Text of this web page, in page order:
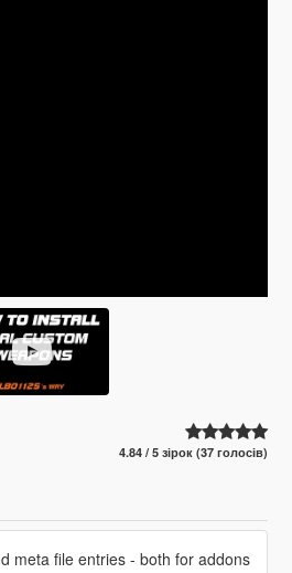
4.84 / 5 зірок (37 голосів)
meta file entries - both for addons